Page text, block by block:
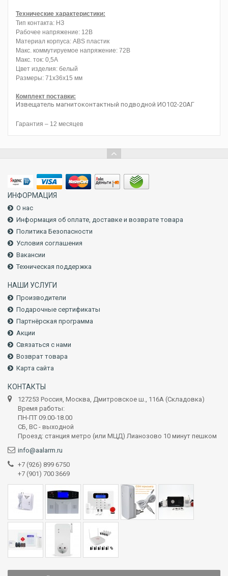
Технические характеристики:
Тип контакта: НЗ
Рабочее напряжение: 12В
Материал корпуса: ABS пластик
Макс. коммутируемое напряжение: 72В
Макс. ток: 0,5А
Цвет изделия: белый
Размеры: 71х36х15 мм
Комплект поставки:
Извещатель магнитоконтактный подводной ИО102-20АГ
Гарантия – 12 месяцев
ИНФОРМАЦИЯ
О нас
Информация об оплате, доставке и возврате товара
Политика Безопасности
Условия соглашения
Вакансии
Техническая поддержка
НАШИ УСЛУГИ
Производители
Подарочные сертификаты
Партнёрская программа
Акции
Связаться с нами
Возврат товара
Карта сайта
КОНТАКТЫ
127253 Россия, Москва, Дмитровское ш., 116А (Складовка)
Время работы:
ПН-ПТ 09.00-18.00
СБ, ВС - выходной
Проезд: станция метро (или МЦД) Лианозово 10 минут пешком
info@aalarm.ru
+7 (926) 899 6750
+7 (901) 700 3669